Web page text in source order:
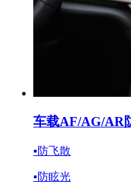
车载AF/AG/AR
▪防飞散
▪防眩光